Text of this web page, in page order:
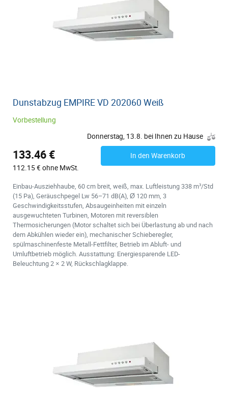
Dunstabzug EMPIRE VD 202060 Weiß
Vorbestellung
Donnerstag, 13.8. bei Ihnen zu Hause
133.46 €
112.15 € ohne MwSt.
In den Warenkorb
Einbau-Ausziehhaube, 60 cm breit, weiß, max. Luftleistung 338 m³/Std
(15 Pa), Geräuschpegel Lw 56–71 dB(A), Ø 120 mm, 3
Geschwindigkeitsstufen, Absaugeinheiten mit einzeln
ausgewuchteten Turbinen, Motoren mit reversiblen
Thermosicherungen (Motor schaltet sich bei Überlastung ab und nach
dem Abkühlen wieder ein), mechanischer Schieberegler,
spülmaschinenfeste Metall-Fettfilter, Betrieb im Abluft- und
Umluftbetrieb möglich. Ausstattung: Energiesparende LED-
Beleuchtung 2 × 2 W, Rückschlagklappe.